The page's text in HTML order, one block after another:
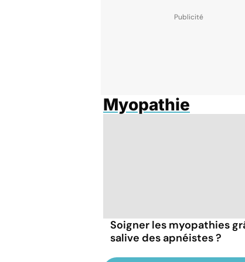
Myopathie
Soigner les myopathies
salive des apnéistes ?